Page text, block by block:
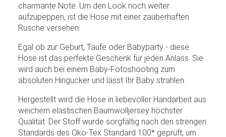
charmante Note. Um den Look noch weiter
aufzupeppen, ist die Hose mit einer zauberhaften
Rüsche versehen.
Egal ob zur Geburt, Taufe oder Babyparty - diese
Hose ist das perfekte Geschenk für jeden Anlass. Sie
wird auch bei einem Baby-Fotoshooting zum
absoluten Hingucker und lässt Ihr Baby strahlen.
Hergestellt wird die Hose in liebevoller Handarbeit aus
weichem elastischen Baumwolljersey höchster
Qualität. Der Stoff wurde sorgfältig nach den strengen
Standards des Öko-Tex Standard 100* geprüft, um